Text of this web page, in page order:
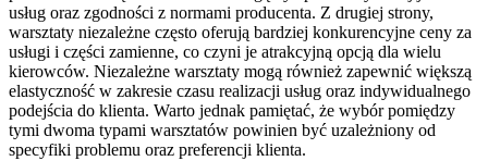
usług oraz zgodności z normami producenta. Z drugiej strony,
warsztaty niezależne często oferują bardziej konkurencyjne ceny za
usługi i części zamienne, co czyni je atrakcyjną opcją dla wielu
kierowców. Niezależne warsztaty mogą również zapewnić większą
elastyczność w zakresie czasu realizacji usług oraz indywidualnego
podejścia do klienta. Warto jednak pamiętać, że wybór pomiędzy
tymi dwoma typami warsztatów powinien być uzależniony od
specyfiki problemu oraz preferencji klienta.